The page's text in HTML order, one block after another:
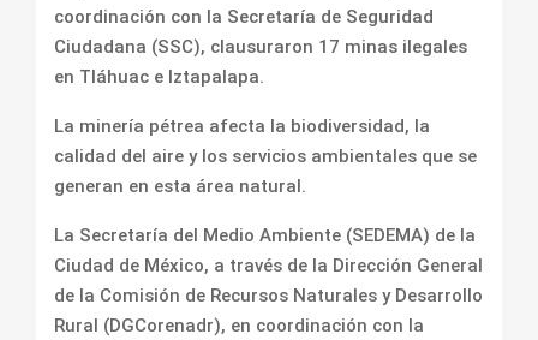
coordinación con la Secretaría de Seguridad
Ciudadana (SSC), clausuraron 17 minas ilegales
en Tláhuac e Iztapalapa.
La minería pétrea afecta la biodiversidad, la
calidad del aire y los servicios ambientales que se
generan en esta área natural.
La Secretaría del Medio Ambiente (SEDEMA) de la
Ciudad de México, a través de la Dirección General
de la Comisión de Recursos Naturales y Desarrollo
Rural (DGCorenadr), en coordinación con la